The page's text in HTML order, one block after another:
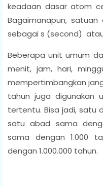
keadaan dasar atom
Bagaimanapun, satuan
sebagai s (second)
Beberapa unit umum
menit, jam, hari,
mempertimbangkan
tahun juga digunakan
tertentu. Bisa jadi, satu
satu abad sama
sama dengan 1.000
dengan 1.000.000 tahun.